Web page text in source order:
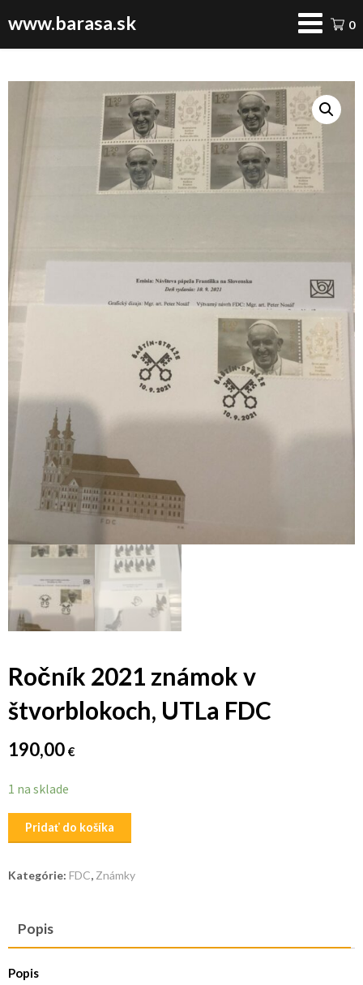
www.barasa.sk 0
Ročník 2021 známok v
štvorblokoch, UTLa FDC
190,00 €
1 na sklade
množstvo
Ročník
známok
štvorblokoch,
UTLa
Pridať do košíka
Kategórie: FDC, Známky
Popis
Popis